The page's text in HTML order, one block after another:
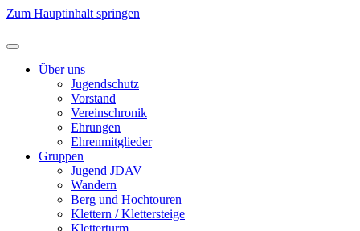
Zum Hauptinhalt springen
Über uns
Jugendschutz
Vorstand
Vereinschronik
Ehrungen
Ehrenmitglieder
Gruppen
Jugend JDAV
Wandern
Berg und Hochtouren
Klettern / Klettersteige
Kletterturm